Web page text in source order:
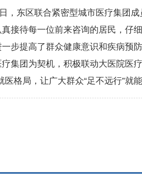
东区联合紧密型城市医疗集团成
真接待每一位前来咨询的居民，仔
一步提高了群众健康意识和疾病预
集团为契机，积极联动大医院医
医格局，让广大群众“足不远行”就